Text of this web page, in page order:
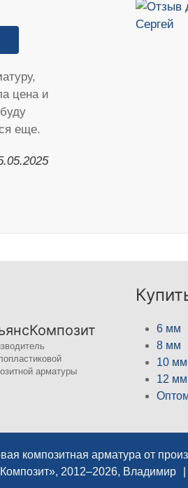
цена и
еще.
арматуры
6 мм
8 мм
10 мм
12 мм
композитная арматура от
2012–2026, Владимир